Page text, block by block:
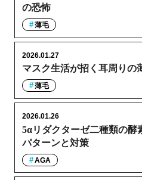
の恐怖
薄毛
マスク生活が招く耳周りの
2026.01.27
薄毛
5αリダクターゼ二種類の酵
パターンと対策
2026.01.26
AGA